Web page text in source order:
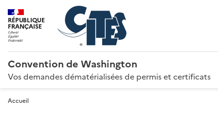
RÉPUBLIQUE
FRANÇAISE
Convention de Washington
Vos demandes dématérialisées de permis et certificats
Accueil